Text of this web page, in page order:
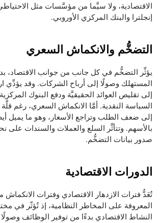
الاقتصادية، ولا سيَّما من مؤسَّسات مثل
إنجلترا والبنك المركزي الأوروبي.
التضخُّم والانكماش السعري
يؤثِّر التضخُّم في كل جانب من جوانب الاقتصاد،
المستهلك وصولًا إلى أرباح الشركات. وقد يؤدِّي
إلى تقليص العوائد الحقيقيَّة ودفع البنوك
السياسة النقدية. أمَّا الانكماش السعري، رغم قلَّة
إلى ضعف الطلب وتراجع الأسعار، وهو ما يميل
بالأسهم. وتتأثَّر السلع والعملات والسندات على
صدور بيانات التضخُّم.
الدورات الاقتصادية
تُعَدُّ فترات الازدهار الاقتصادي وفترات الانكماش
المعروفة على المخاطر النظامية، إذ تُؤثّر في
النشاط الاقتصادي بدءًا من توفير الوظائف وصولًا